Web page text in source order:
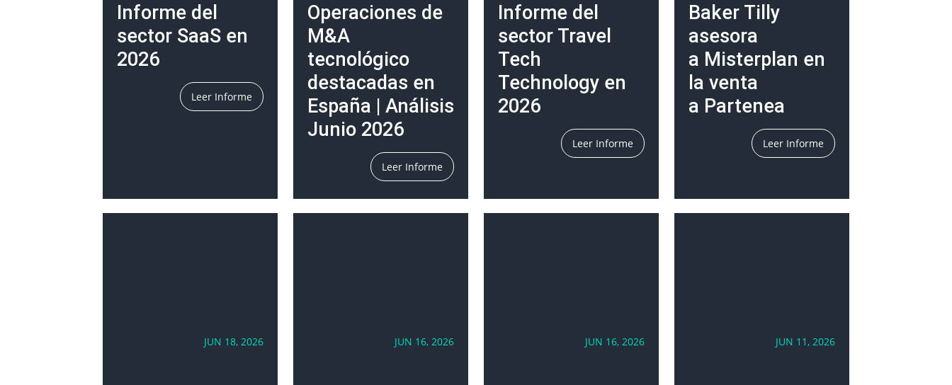
Informe del
sector SaaS en
2026
Leer Informe
Operaciones de
M&A
tecnológico
destacadas en
España | Análisis
Junio 2026
Leer Informe
Informe del
sector Travel
Tech
Technology en
2026
Leer Informe
Baker Tilly
asesora
a Misterplan en
la venta
a Partenea
Leer Informe
JUN 18, 2026 JUN 16, 2026 JUN 16, 2026 JUN 11, 2026